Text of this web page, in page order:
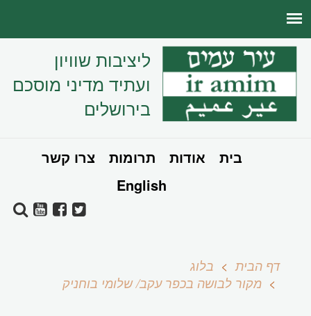
ליציבות שוויון
ועתיד מדיני מוסכם
בירושלים
בית אודות תרומות
צרו קשר
English
דף הבית
בלוג
מקור לבושה בכפר עקב/ שלומי בוחניק